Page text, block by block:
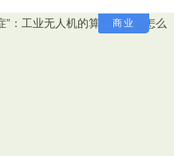
商业